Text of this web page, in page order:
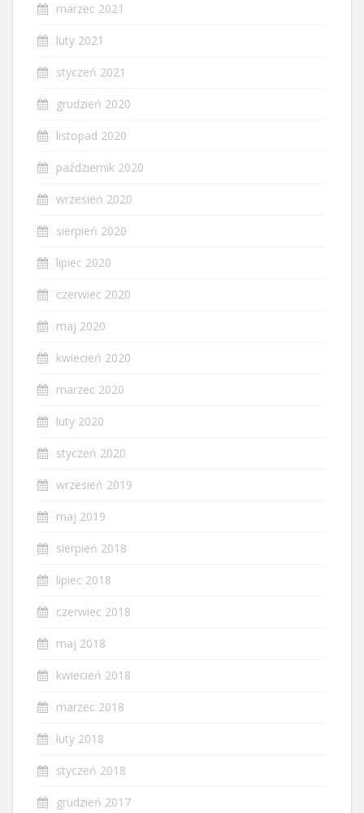
marzec 2021
luty 2021
styczeń 2021
grudzień 2020
listopad 2020
październik 2020
wrzesień 2020
sierpień 2020
lipiec 2020
czerwiec 2020
maj 2020
kwiecień 2020
marzec 2020
luty 2020
styczeń 2020
wrzesień 2019
maj 2019
sierpień 2018
lipiec 2018
czerwiec 2018
maj 2018
kwiecień 2018
marzec 2018
luty 2018
styczeń 2018
grudzień 2017